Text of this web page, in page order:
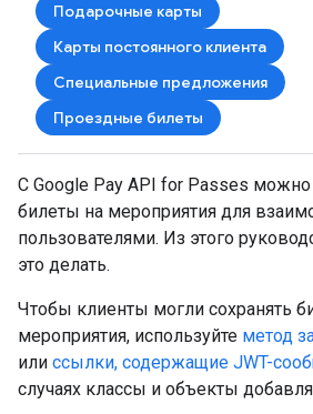
Подарочные карты
Карты постоянного клиента
Специальные предложения
Проездные билеты
С Google Pay API for Passes можно
билеты на мероприятия для
пользователями. Из этого
это делать.
Чтобы клиенты могли сохранять
мероприятия, используйте метод
или ссылки, содержащие JWT-
случаях классы и объекты